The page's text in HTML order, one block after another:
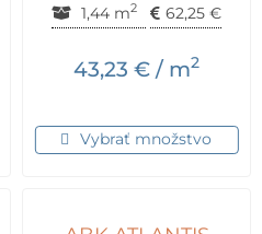
1,44 m2 62,25 €
43,23 € / m2
Vybrať množstvo